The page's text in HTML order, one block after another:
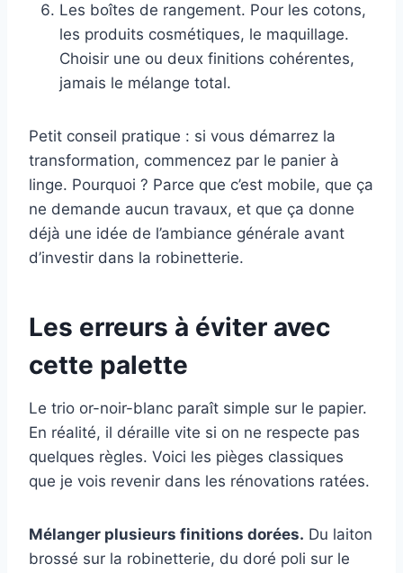
Les boîtes de rangement. Pour les cotons,
les produits cosmétiques, le maquillage.
Choisir une ou deux finitions cohérentes,
jamais le mélange total.
Petit conseil pratique : si vous démarrez la
transformation, commencez par le panier à
linge. Pourquoi ? Parce que c’est mobile, que ça
ne demande aucun travaux, et que ça donne
déjà une idée de l’ambiance générale avant
d’investir dans la robinetterie.
Les erreurs à éviter avec
cette palette
Le trio or-noir-blanc paraît simple sur le papier.
En réalité, il déraille vite si on ne respecte pas
quelques règles. Voici les pièges classiques
que je vois revenir dans les rénovations ratées.
Mélanger plusieurs finitions dorées. Du laiton
brossé sur la robinetterie, du doré poli sur le